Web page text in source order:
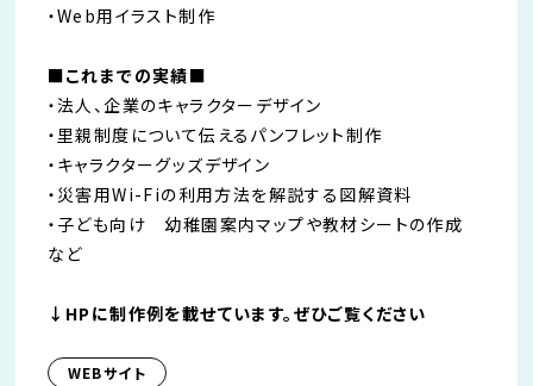
・Web用イラスト制作
■これまでの実績■
・法人、企業のキャラクターデザイン
・里親制度について伝えるパンフレット制作
・キャラクターグッズデザイン
・災害用Wi-Fiの利用方法を解説する図解資料
・子ども向け 幼稚園案内マップや教材シートの作成
など
↓HPに制作例を載せています。ぜひご覧ください
WEBサイト